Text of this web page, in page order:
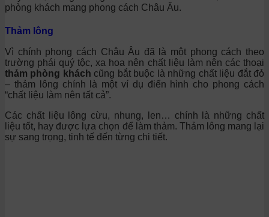
phòng khách mang phong cách Châu Âu.
Thảm lông
Vì chính phong cách Châu Âu đã là một phong cách theo
trường phái quý tộc, xa hoa nên chất liệu làm nên các thoại
thảm phòng khách cũng bắt buộc là những chất liệu đắt đỏ
– thảm lông chính là một ví dụ điển hình cho phong cách
“chất liệu làm nên tất cả”.
Các chất liệu lông cừu, nhung, len… chính là những chất
liệu tốt, hay được lựa chọn để làm thảm. Thảm lông mang lại
sự sang trọng, tinh tế đến từng chi tiết.